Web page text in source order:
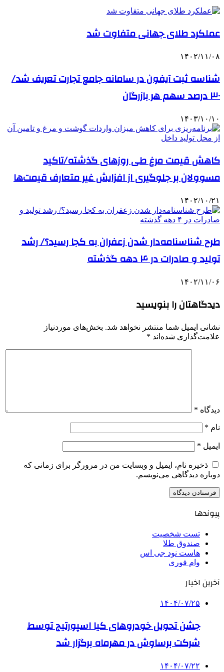
عملکرد طلای جهانی متفاوت شد
۱۴۰۲/۱۱/۰۸
شناسه ثبت آیفون در سامانه جامع تجارت تعریف شد/
٣٠ درصد سهم هر بازرگان
۱۴۰۳/۱۰/۱۰
کاهش قیمت مرغ طی روزهای گذشته/تاکید
مسوولان بر جلوگیری از افزایش غیر متعارف قیمت‌ها
۱۴۰۲/۱۰/۲۱
طرح شناسنامه‌دار شدن زعفران به کجا رسید؟/ رشد
تولید و صادرات در ۴ دهه گذشته
۱۴۰۲/۱۱/۰۶
دیدگاهتان را بنویسید
نشانی ایمیل شما منتشر نخواهد شد. بخش‌های موردنیاز
علامت‌گذاری شده‌اند *
دیدگاه *
نام *
ایمیل *
ذخیره نام، ایمیل و وبسایت من در مرورگر برای زمانی که
دوباره دیدگاهی می‌نویسم.
پیوندها
تست شخصیت
صندوق طلا
هاست نود جی اس
وام فوری
آخرین اخبار
۱۴۰۴/۰۷/۲۵
جشن تحویل خودروهای کیا اسپورتیج توسط
شرکت برساوش در مهرماه برگزار شد
۱۴۰۴/۰۷/۲۲